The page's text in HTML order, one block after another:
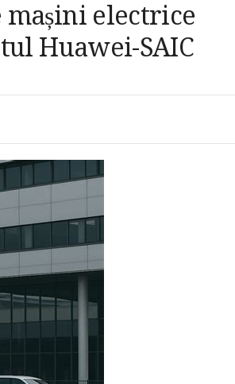
mașini electrice
Huawei-SAIC